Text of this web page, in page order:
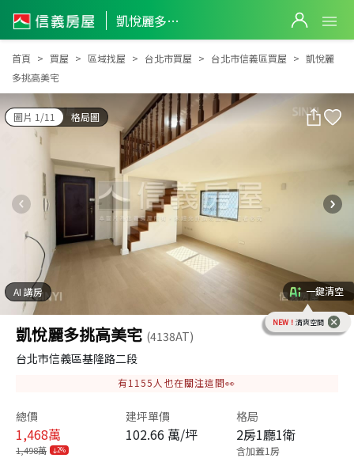
凱悅麗多挑高美宅
凱悅麗多挑高美宅
首頁 買屋 區域找屋 台北市買屋 台北市信義區買屋
凱悅麗
多挑高美宅
圖片 1/11 格局圖
AI 講房 一鍵清空
NEW！ 清爽空間
凱悅麗多挑高美宅 (4138AT)
台北市信義區基隆路二段
有1155 人也在關注這間👀
總價
1,468萬
1,498萬 2%
建坪單價
102.66 萬/坪
格局
2房1廳1衛
含加蓋1房